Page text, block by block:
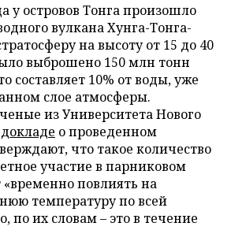
у островов Тонга произошло
вулкана Хунга-Тонга-
на высоту от 15 до 40
выброшено 150 млн тонн
составляет 10% от воды, уже
слое атмосферы.
из Университета Нового
докладе о проведенном
что такое количество
участие в парниковом
повлиять на
температуру по всей
по их словам – это в течение